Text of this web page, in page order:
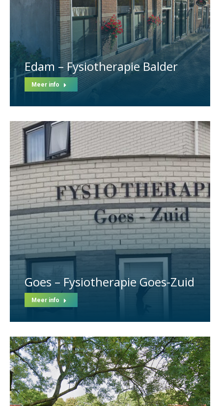
Edam – Fysiotherapie Balder
Meer info
Goes – Fysiotherapie Goes-Zuid
Meer info